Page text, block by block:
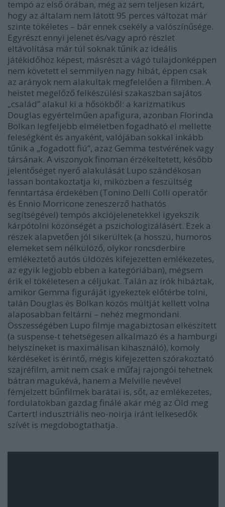
tempó az első órában, még az sem teljesen kizárt,
hogy az általam nem látott 95 perces változat már
szinte tökéletes – bár ennek csekély a valószínűsége.
Egyrészt ennyi jelenet és/vagy apró részlet
eltávolítása már túl soknak tűnik az ideális
játékidőhöz képest, másrészt a vágó tulajdonképpen
nem követett el semmilyen nagy hibát, éppen csak
az arányok nem alakultak megfelelően a filmben. A
heistet megelőző felkészülési szakaszban sajátos
„család” alakul ki a hősökből: a karizmatikus
Douglas egyértelműen apafigura, azonban Florinda
Bolkan legfeljebb elméletben fogadható el mellette
feleségként és anyaként, valójában sokkal inkább
tűnik a „fogadott fiú”, azaz Gemma testvérének vagy
társának. A viszonyok finoman érzékeltetett, később
jelentőséget nyerő alakulását Lupo szándékosan
lassan bontakoztatja ki, miközben a feszültség
fenntartása érdekében (Tonino Delli Colli operatőr
és Ennio Morricone zeneszerző hathatós
segítségével) tempós akciójelenetekkel igyekszik
kárpótolni közönségét a pszichologizálásért. Ezek a
részek alapvetően jól sikerültek (a hosszú, humoros
elemeket sem nélkülöző, olykor roncsderbire
emlékeztető autós üldözés kifejezetten emlékezetes,
az egyik legjobb ebben a kategóriában), mégsem
érik el tökéletesen a céljukat. Talán az írók hibáztak,
amikor Gemma figuráját igyekeztek előtérbe tolni,
talán Douglas és Bolkan közös múltját kellett volna
alaposabban feltárni – nehéz megmondani.
Összességében Lupo filmje magabiztosan elkészített
(a suspense-t tehetségesen alkalmazó és a hamburgi
helyszíneket is maximálisan kihasználó), komoly
kérdéseket is érintő, mégis kifejezetten szórakoztató
szajréfilm, amit nem csak e műfaj rajongói tehetnek
bátran magukévá, hanem a Melville nevével
fémjelzett bűnfilmek barátai is, sőt, az emlékezetes,
fordulatokban gazdag finálé akár még az Öld meg
Cartert! indusztriális neo-noirja iránt lelkesedők
szívét is megdobogtathatja.